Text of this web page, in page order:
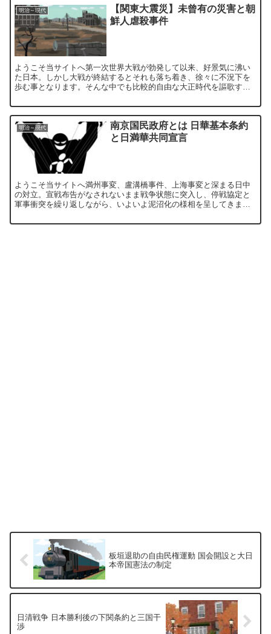
明治～現代
【関東大震災】未曾有の災害と朝
鮮人虐殺事件
ようこそ当サイトへ第一次世界大戦が勃発して以来、好景気に沸い
た日本。しかし大戦が終結するとそれも落ち着き、徐々に不況下を
歩む事となります。そんな中でも比較的自由な大正時代を謳歌する
明治～現代
南京国民政府とは 日華基本条約
と日満華共同宣言
ようこそ当サイトへ満州事変、盧溝橋事件、上海事変と深まる日中
の対立。宣戦布告がなされないまま戦争状態に突入し、停戦協定と
軍事衝突を繰り返しながら、いよいよ泥沼化の様相を呈してきまし
こ...
板垣退助の自由民権運動 国会開設と大日
本帝国憲法の制定
日清戦争 日本勝利後の下関条約と三国干
渉